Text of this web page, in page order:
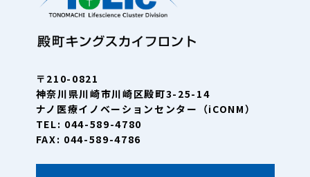
〒210-0821
神奈川県川崎市川崎区殿町3-25-14
ナノ医療イノベーションセンター（iCONM）
TEL: 044-589-4780
FAX: 044-589-4786